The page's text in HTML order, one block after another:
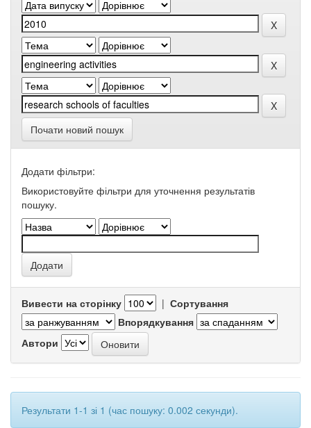
Почати новий пошук
Додати фільтри:
Використовуйте фільтри для уточнення результатів
пошуку.
Вивести на сторінку | Сортування
Впорядкування
Автори
Результати 1-1 зі 1 (час пошуку: 0.002 секунди).